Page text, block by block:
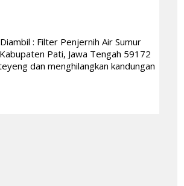
: Filter Penjernih Air Sumur
Pati, Jawa Tengah 59172
dan menghilangkan kandungan